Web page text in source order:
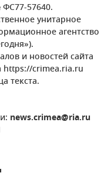
57640.
унитарное
агентство
и новостей сайта
https://crimea.ria.ru
текста.
news.crimea@ria.ru